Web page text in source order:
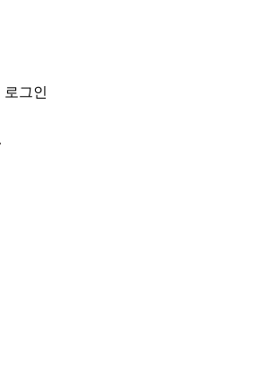
로그인